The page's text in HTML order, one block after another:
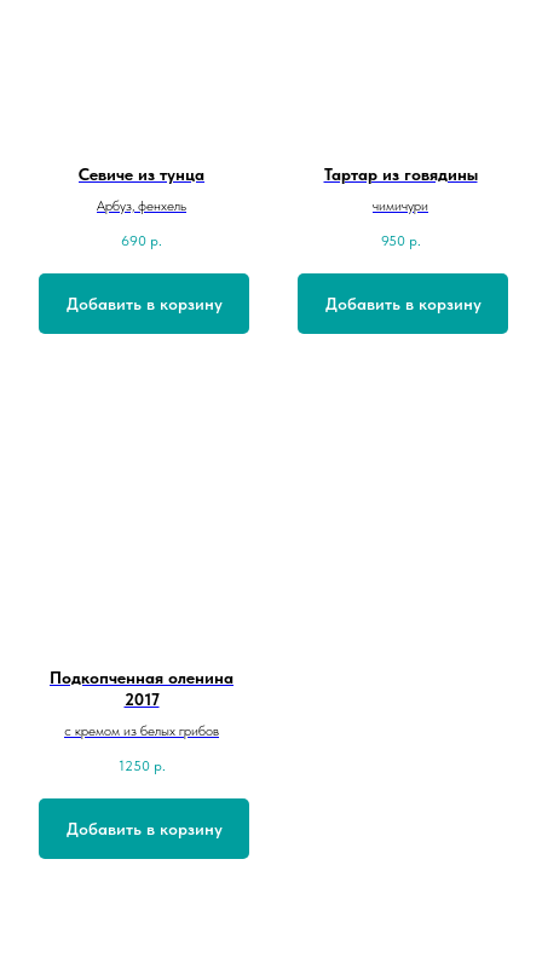
Севиче из тунца
Арбуз, фенхель
690 р.
Добавить в корзину
Тартар из говядины
чимичури
950 р.
Добавить в корзину
Подкопченная оленина
2017
с кремом из белых грибов
1250 р.
Добавить в корзину